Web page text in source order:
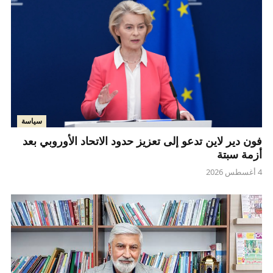
سياسة
فون دير لاين تدعو إلى تعزيز حدود الاتحاد الأوروبي بعد
أزمة سبتة
4 أغسطس 2026